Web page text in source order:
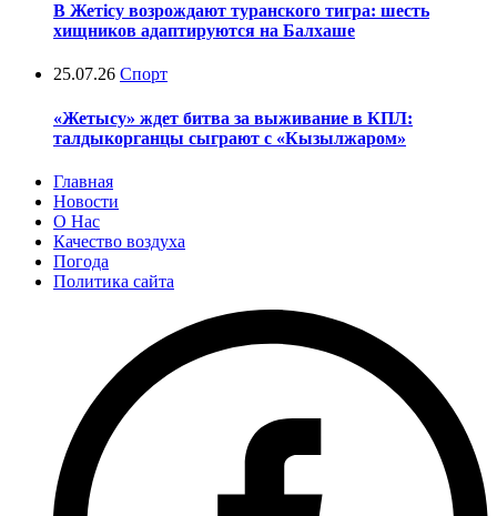
В Жетісу возрождают туранского тигра: шесть
хищников адаптируются на Балхаше
25.07.26 Спорт
«Жетысу» ждет битва за выживание в КПЛ:
талдыкорганцы сыграют с «Кызылжаром»
Главная
Новости
О Нас
Качество воздуха
Погода
Политика сайта